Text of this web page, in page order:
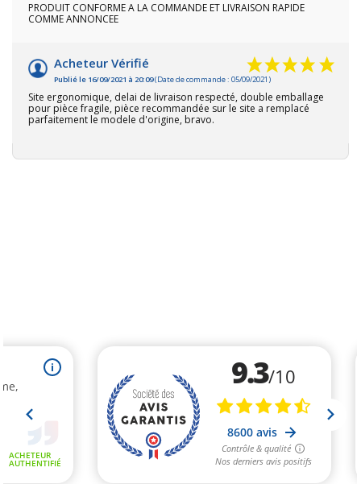
PRODUIT CONFORME A LA COMMANDE ET LIVRAISON RAPIDE
COMME ANNONCEE
Acheteur Vérifié
Publié le 16/09/2021 à 20:09(Date de commande : 05/09/2021)
Site ergonomique, delai de livraison respecté, double emballage
pour pièce fragile, pièce recommandée sur le site a remplacé
parfaitement le modele d'origine, bravo.